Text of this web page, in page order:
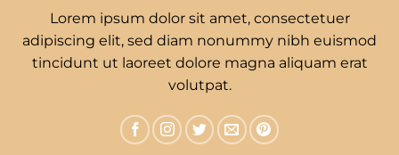
Lorem ipsum dolor sit amet, consectetuer
adipiscing elit, sed diam nonummy nibh euismod
tincidunt ut laoreet dolore magna aliquam erat
volutpat.